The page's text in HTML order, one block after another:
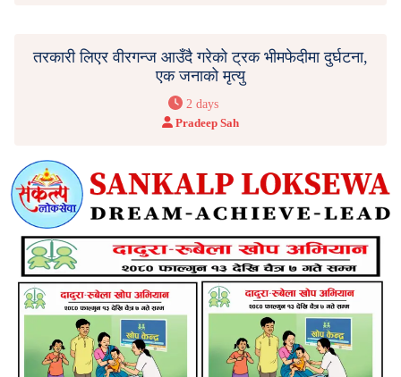
तरकारी लिएर वीरगन्ज आउँदै गरेको ट्रक भीमफेदीमा दुर्घटना,
एक जनाको मृत्यु
2 days
Pradeep Sah